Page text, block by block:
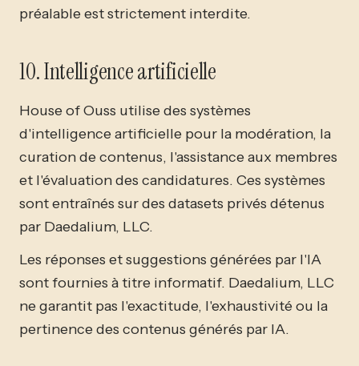
préalable est strictement interdite.
10. Intelligence artificielle
House of Ouss utilise des systèmes
d'intelligence artificielle pour la modération, la
curation de contenus, l'assistance aux membres
et l'évaluation des candidatures. Ces systèmes
sont entraînés sur des datasets privés détenus
par Daedalium, LLC.
Les réponses et suggestions générées par l'IA
sont fournies à titre informatif. Daedalium, LLC
ne garantit pas l'exactitude, l'exhaustivité ou la
pertinence des contenus générés par IA.